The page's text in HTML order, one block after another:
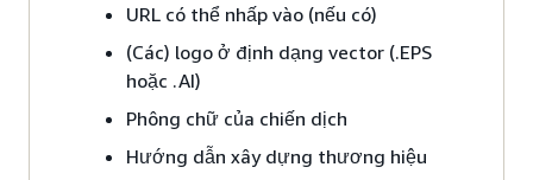
URL có thể nhấp vào (nếu có)
(Các) logo ở định dạng vector (.EPS
hoặc .AI)
Phông chữ của chiến dịch
Hướng dẫn xây dựng thương hiệu